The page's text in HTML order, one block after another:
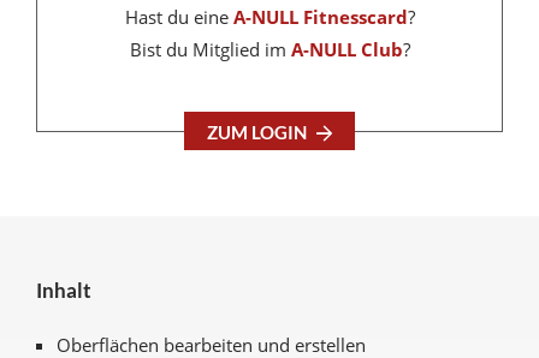
Hast du eine A-NULL Fitnesscard?
Bist du Mitglied im A-NULL Club?
ZUM LOGIN
Inhalt
Oberflächen bearbeiten und erstellen